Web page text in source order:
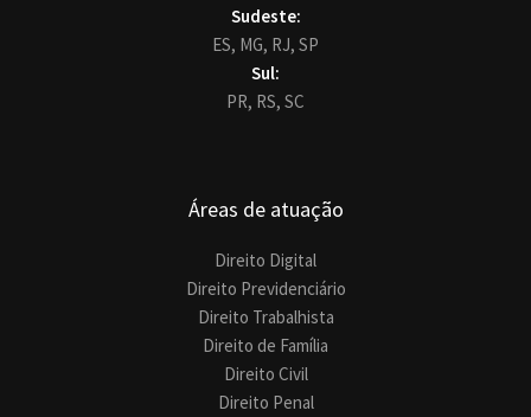
Sudeste:
ES, MG, RJ, SP
Sul:
PR, RS, SC
Áreas de atuação
Direito Digital
Direito Previdenciário
Direito Trabalhista
Direito de Família
Direito Civil
Direito Penal